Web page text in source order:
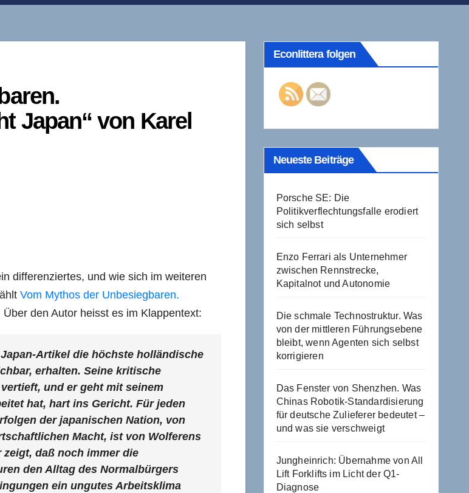
Japan“ von Karel
differenziertes, und wie sich im weiteren
Vom Mythos der Unbesiegbaren.
den Autor heisst es im Klappentext:
Artikel die höchste holländische
erhalten. Seine kritische
und er geht mit seinem
hat, hart ins Gericht. Für jeden
der japanischen Nation, von
Macht, ist von Wolferens
daß noch immer die
den Alltag des Normalbürgers
ein ungutes Arbeitsklima
Econlittera folgen
Neueste Beiträge
Porsche SE: Die
Politikverflechtungsfalle erodiert
sich selbst
Enzo Ferrari als Unternehmer
zwischen Rennstrecke,
Kapitalnot und Autonomie
Die schmale Technostruktur. Was
von der mittleren Führungsebene
bleibt, wenn Agenten sich selbst
korrigieren
Das Fenster von Shenzhen. Was
Chinas Robotik-Standardisierung
für deutsche Zulieferer bedeutet –
und was sie verschweigt
Jungheinrich: Übernahme von All
Lift Forklifts im Licht der Q1-
Diagnose